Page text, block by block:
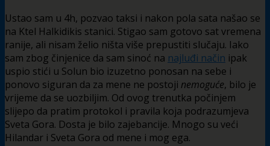
Ustao sam u 4h, pozvao taksi i nakon pola sata našao se
na Ktel Halkidikis stanici. Stigao sam gotovo sat vremena
ranije, ali nisam želio ništa više prepustiti slučaju. Iako
sam zbog činjenice da sam sinoć na najluđi način ipak
uspio stići u Solun bio izuzetno ponosan na sebe i
ponovo siguran da za mene ne postoji nemoguće, bilo je
vrijeme da se uozbiljim. Od ovog trenutka počinjem
slijepo da pratim protokol i pravila koja podrazumjeva
Sveta Gora. Dosta je bilo zajebancije. Mnogo su veći
Hilandar i Sveta Gora od mene i mog ega.